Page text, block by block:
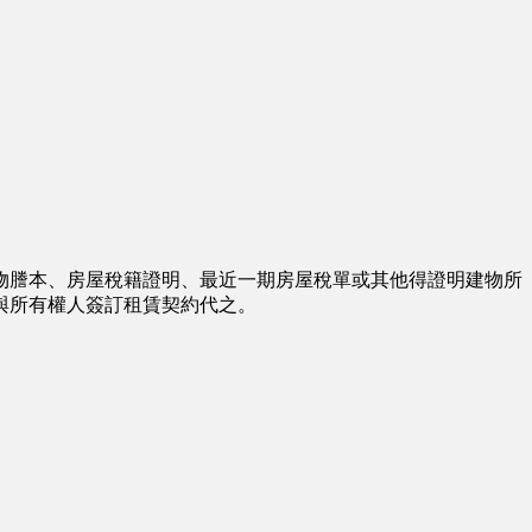
本、房屋稅籍證明、最近一期房屋稅單或其他得證明建物所
有權人簽訂租賃契約代之。